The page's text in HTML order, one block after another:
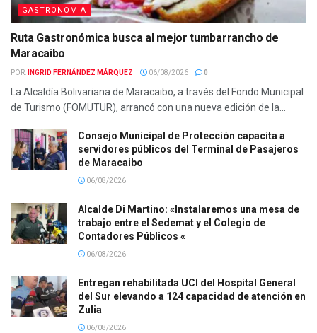
GASTRONOMIA
Ruta Gastronómica busca al mejor tumbarrancho de
Maracaibo
POR: INGRID FERNÁNDEZ MÁRQUEZ 06/08/2026 0
La Alcaldía Bolivariana de Maracaibo, a través del Fondo Municipal
de Turismo (FOMUTUR), arrancó con una nueva edición de la...
Consejo Municipal de Protección capacita a
servidores públicos del Terminal de Pasajeros
de Maracaibo
06/08/2026
Alcalde Di Martino: «Instalaremos una mesa de
trabajo entre el Sedemat y el Colegio de
Contadores Públicos «
06/08/2026
Entregan rehabilitada UCI del Hospital General
del Sur elevando a 124 capacidad de atención en
Zulia
06/08/2026